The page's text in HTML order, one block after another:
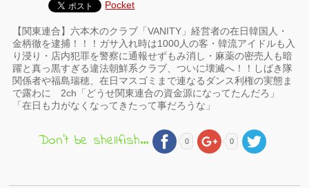
Pocket
【関東連合】六本木のクラブ「VANITY」経営者の在日韓国人・
金柄徹を逮捕！！！ガサ入れ時は1000人の客・韓流アイドルも入
り浸り・店内犯罪を警察に通報せずもみ消し・麻薬の密売人も暗
躍と真っ黒すぎる違法朝鮮系クラブ、ついに壊滅へ！！しばき隊
関係者や福島瑞穂、在日マスゴミまで連なるダンス利権の実態ま
で露わに 2ch「どうせ関東連合の資金源になってたんだろ」
「在日も力がなくなってきたって事だろうな」
Don't be shellfish... 0 0